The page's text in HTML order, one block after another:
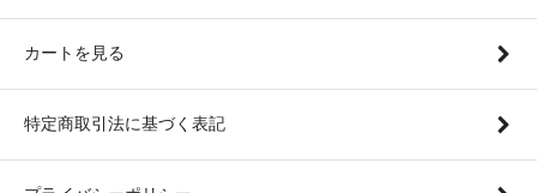
カートを見る
特定商取引法に基づく表記